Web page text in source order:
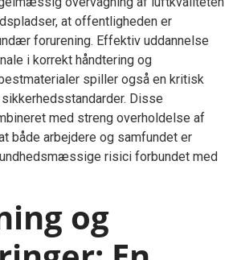
at offentligheden er
forurening. Effektiv uddannelse
i korrekt håndtering og
spiller også en kritisk
Disse
med streng overholdelse af
både arbejdere og samfundet er
risici forbundet med
og